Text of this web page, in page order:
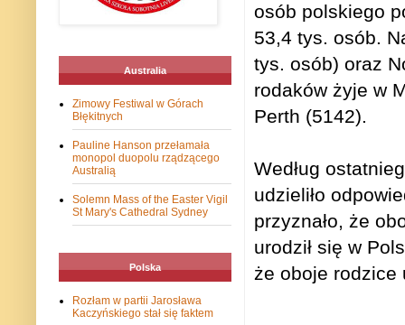
osób polskiego
53,4 tys. osób.
tys. osób) oraz
rodaków żyje w
Perth (5142).
Według
udzieliło
przyznało, że
urodził się w
że oboje rodzice
Australia
Zimowy Festiwal w Górach
Błękitnych
Pauline Hanson przełamała
monopol duopolu rządzącego
Australią
Solemn Mass of the Easter Vigil
St Mary's Cathedral Sydney
Polska
Rozłam w partii Jarosława
Kaczyńskiego stał się faktem